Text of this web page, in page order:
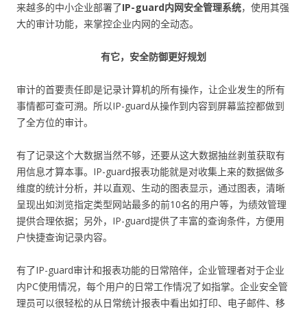
来越多的中小企业部署了IP-guard内网安全管理系统，使用其强
大的审计功能，来掌控企业内网的全动态。
有它，安全防御更好规划
审计的首要责任即是记录计算机的所有操作，让企业发生的所有
事情都可查可溯。所以IP-guard从操作到内容到屏幕监控都做到
了全方位的审计。
有了记录这个大数据当然不够，还要从这大数据抽丝剥茧获取有
用信息才算本事。IP-guard报表功能就是对收集上来的数据做多
维度的统计分析，并以直观、生动的图表显示，通过图表，清晰
呈现出如浏览指定类型网站最多的前10名的用户等，为绩效管理
提供合理依据；另外，IP-guard提供了丰富的查询条件，方便用
户快捷查询记录内容。
有了IP-guard审计和报表功能的日常陪伴，企业管理者对于企业
内PC使用情况，每个用户的日常工作情况了如指掌。企业安全管
理员可以很轻松的从日常统计报表中看出如打印、电子邮件、移